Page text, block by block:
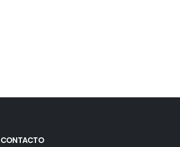
CONTACTO